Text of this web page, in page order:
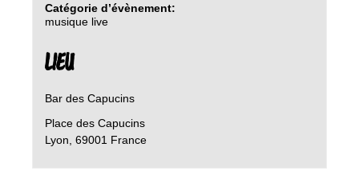
Catégorie d’évènement:
musique live
LIEU
Bar des Capucins
Place des Capucins
Lyon 69001 France